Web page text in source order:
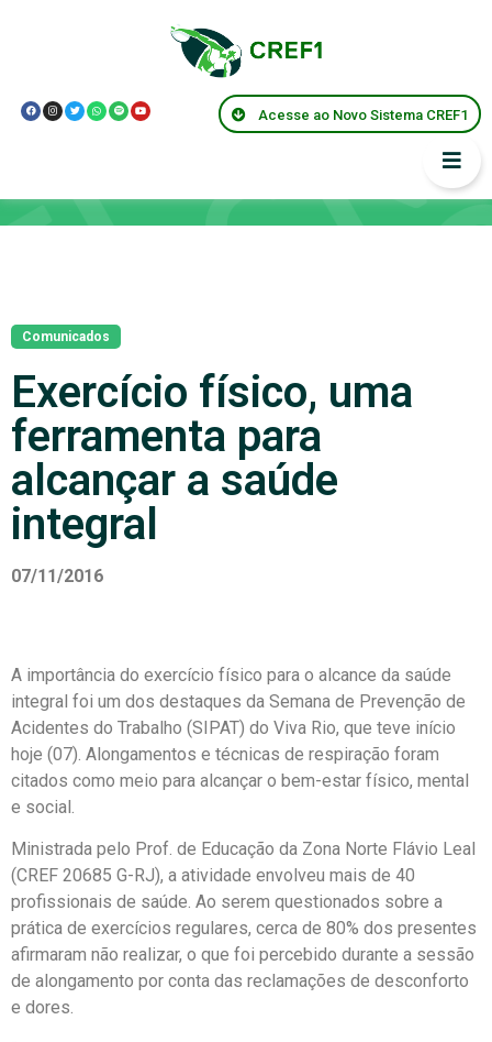
Acesse ao Novo Sistema CREF1
Comunicados
Exercício físico, uma
ferramenta para
alcançar a saúde
integral
07/11/2016
A importância do exercício físico para o alcance da saúde
integral foi um dos destaques da Semana de Prevenção de
Acidentes do Trabalho (SIPAT) do Viva Rio, que teve início
hoje (07). Alongamentos e técnicas de respiração foram
citados como meio para alcançar o bem-estar físico, mental
e social.
Ministrada pelo Prof. de Educação da Zona Norte Flávio Leal
(CREF 20685 G-RJ), a atividade envolveu mais de 40
profissionais de saúde. Ao serem questionados sobre a
prática de exercícios regulares, cerca de 80% dos presentes
afirmaram não realizar, o que foi percebido durante a sessão
de alongamento por conta das reclamações de desconforto
e dores.